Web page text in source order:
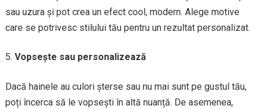
sau uzura și pot crea un efect cool, modern. Alege motive
care se potrivesc stilului tău pentru un rezultat personalizat.
Vopsește sau personalizează
Dacă hainele au culori șterse sau nu mai sunt pe gustul tău,
poți încerca să le vopsești în altă nuanță. De asemenea,